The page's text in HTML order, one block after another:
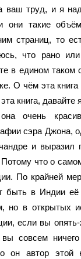
ваш труд, и я
они такие
страниц, то
что рано
в едином таком
О чём эта
книга, давайте
очень
сэра Джона,
и выразил
что о
По крайней
быть в Индии её
но в открытых
если вы
вы совсем
он автор этой